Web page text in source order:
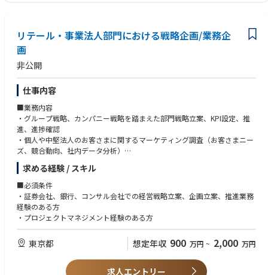
リテール・事業法人部門における戦略企画/業務企
画
非公開
仕事内容
■業務内容
・グループ戦略、カンパニー戦略を踏まえた部門戦略立案、KPI設定、推
進、進捗確認
・個人や中堅法人のお客さまに関するマーケティング調査（お客さまニー
ズ、競合動向、社内データ分析）
・個人や中堅法人のお客さまに関する営業戦略および施策の立案・実行支
援
・ネット証券との協働戦略の立案
・DXを活用した効率的な営業手法、業務支援策の検討
求める経験 / スキル
■必須条件
・証券会社、銀行、コンサル会社での経営戦略立案、企画立案、推進業務
経験のある方
・プロジェクトマネジメント経験のある方
東京都 想定年収 900 万円 ~ 2,000 万円
求人エントリー